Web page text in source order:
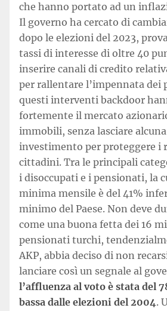
che hanno portato ad un
Il governo ha cercato di
dopo le elezioni del 2023,
tassi di interesse di oltre 40
inserire canali di credito
per rallentare l’impennata dei
questi interventi backdoor
fortemente il mercato
immobili, senza lasciare
investimento per proteggere i
cittadini. Tra le principali
i disoccupati e i pensionati, la
minima mensile è del 41%
minimo del Paese. Non deve
come una buona fetta dei 16
pensionati turchi,
AKP, abbia deciso di non
lanciare così un segnale al
l’affluenza al voto è stata del
bassa dalle elezioni del 2004.